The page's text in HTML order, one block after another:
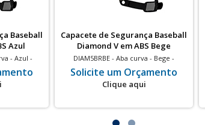
Baseball
Azul
- Azul -
un
Capacete de Segurança Baseball
Diamond V em ABS Bege
DIAM5BRBE - Aba curva - Bege -
Isolamento elétrico - 20 un
Solicite um Orçamento
Clique aqui